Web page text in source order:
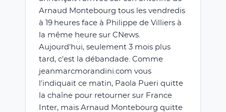
Arnaud Montebourg tous les vendredis
à 19 heures face à Philippe de Villiers à
la même heure sur CNews.
Aujourd'hui, seulement 3 mois plus
tard, c'est la débandade. Comme
jeanmarcmorandini.com vous
l'indiquait ce matin, Paola Pueri quitte
la chaîne pour retourner sur France
Inter, mais Arnaud Montebourg quitte